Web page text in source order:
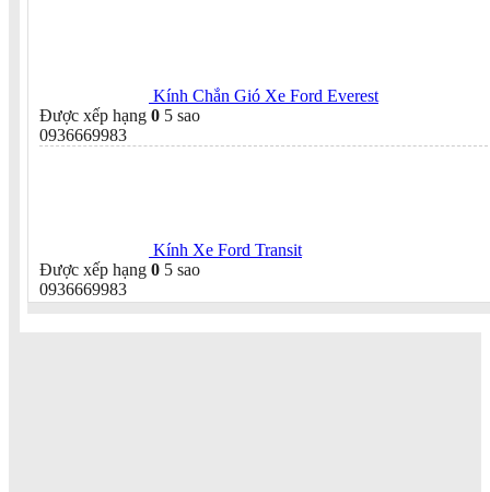
Kính Chắn Gió Xe Ford Everest
Được xếp hạng 0 5 sao
0936669983
Kính Xe Ford Transit
Được xếp hạng 0 5 sao
0936669983